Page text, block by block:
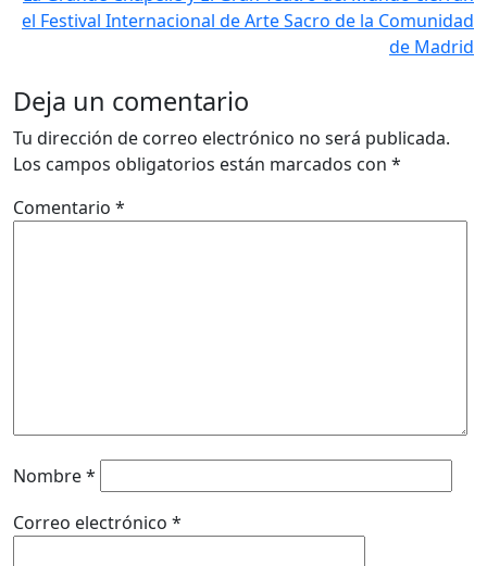
el Festival Internacional de Arte Sacro de la Comunidad
de Madrid
Deja un comentario
Tu dirección de correo electrónico no será publicada.
Los campos obligatorios están marcados con *
Comentario *
Nombre*
Correo electrónico *